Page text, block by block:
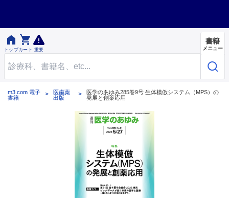

トップ

カート 重要
書籍
メニュー
m3.com 電子
書籍
医歯薬
出版
医学のあゆみ285巻9号 生体模倣システム（MPS）の
発展と創薬応用